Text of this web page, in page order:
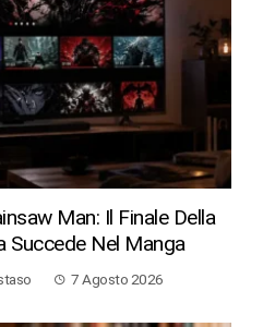
Man: Il Finale Della
Succede Nel Manga
7 Agosto 2026